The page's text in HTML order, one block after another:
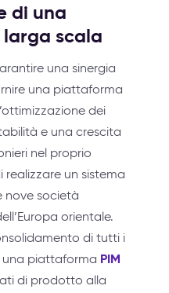
di una
larga scala
una sinergia
una piattaforma
dei
e una crescita
nel proprio
un sistema
nove società
orientale.
di tutti i
piattaforma PIM
di prodotto alla